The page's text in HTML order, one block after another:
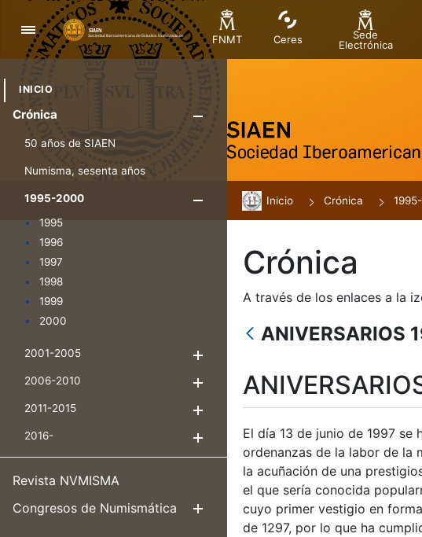
Navegación
FNMT Ceres
Sede
Electrónica
INICIO
Crónica
50 años de SIAEN
Numisma, sesenta años
1995-2000
Mostrar/Ocultar
1995
1996
1997
1998
1999
2000
2001-2005
2006-2010
Mostrar/Ocultar
2011-2015
Mostrar/Ocultar
2016-
Mostrar/Ocultar
Revista NVMISMA
Congresos de Numismática
Mostrar/Ocultar
Inicio Crónica
Crónica
A través de los enlaces a la
ANIVERSARIOS
El día 13 de junio de 1997
ordenanzas de la labor de la
la acuñación de una
el que sería conocida
cuyo primer vestigio en
de 1297, por lo que ha